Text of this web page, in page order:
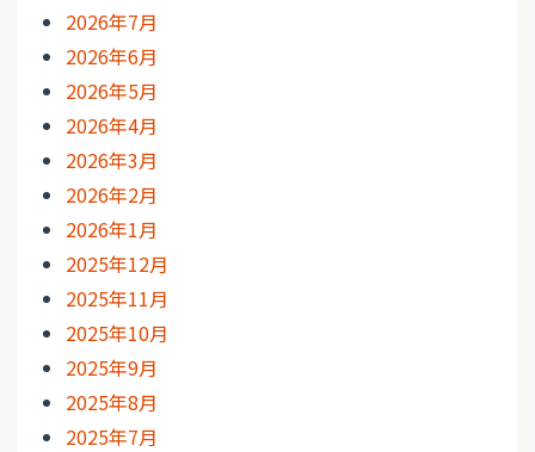
2026年7月
2026年6月
2026年5月
2026年4月
2026年3月
2026年2月
2026年1月
2025年12月
2025年11月
2025年10月
2025年9月
2025年8月
2025年7月